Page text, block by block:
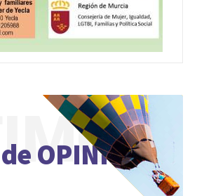
OPINIÓN